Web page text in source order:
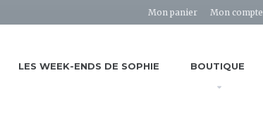
Mon panier Mon compte
LES WEEK-ENDS DE SOPHIE BOUTIQUE